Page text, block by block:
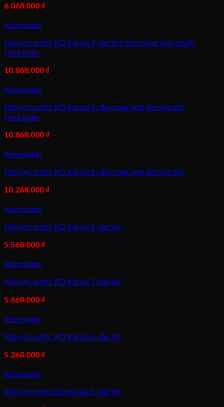
6.068.000 ₫
Xem nhanh
Máy lọc nước RO Katisa 9 cấp tích hợp nóng lạnh nguội
Hydrogen
10.868.000 ₫
Xem nhanh
Máy lọc nước RO Katisa 9 cấp nóng lạnh ấm siêu tốc
Hydrogen
10.868.000 ₫
Xem nhanh
Máy lọc nước RO Katisa 8 cấp nóng lạnh ấm siêu tốc
10.268.000 ₫
Xem nhanh
Máy lọc nước RO Katisa 8 cấp lọc
5.568.000 ₫
Xem nhanh
Máy lọc nước RO Katisa 7 cấp lọc
5.668.000 ₫
Xem nhanh
Máy lọc nước RO Katisa 6 cấp lọc
5.268.000 ₫
Xem nhanh
Máy lọc nước RO Katisa 5 cấp lọc